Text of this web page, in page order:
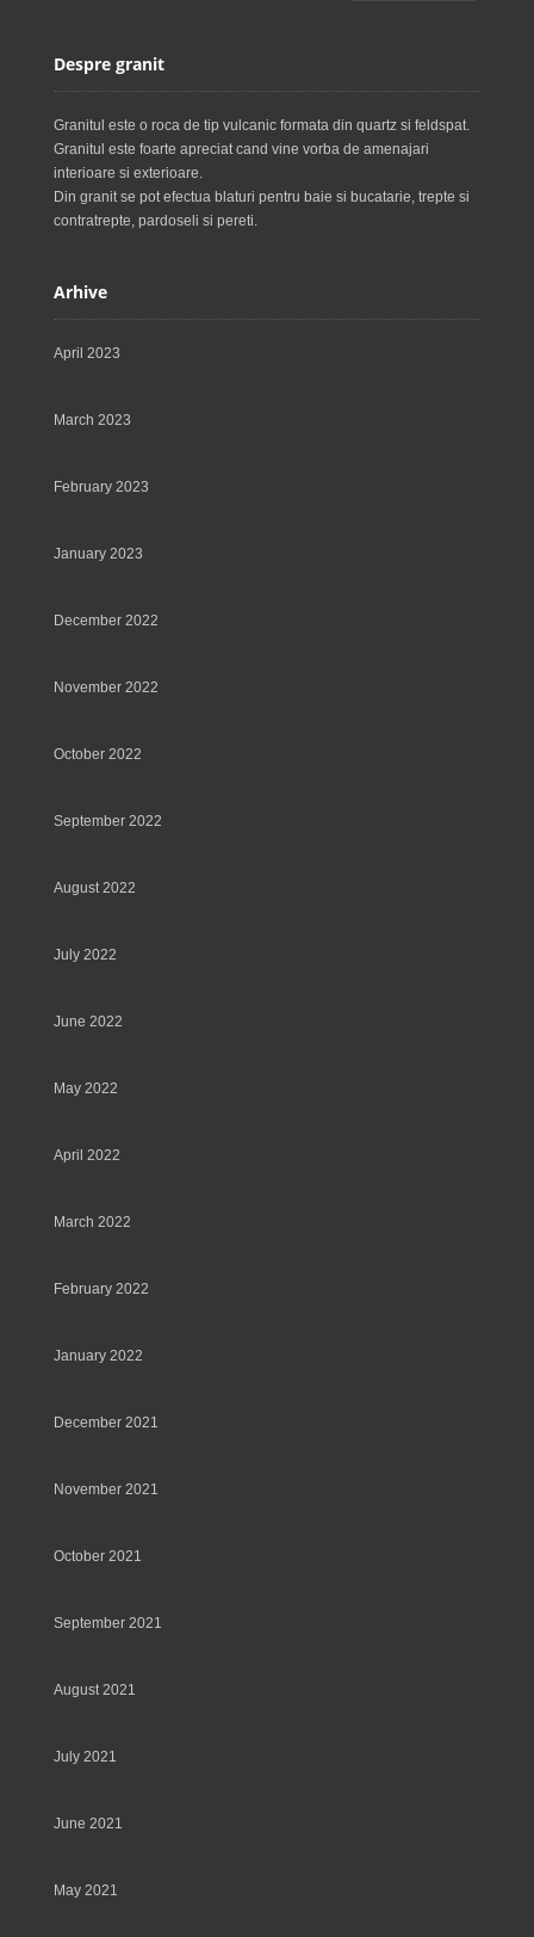
Despre granit
Granitul este o roca de tip vulcanic formata din quartz si feldspat.
Granitul este foarte apreciat cand vine vorba de amenajari
interioare si exterioare.
Din granit se pot efectua blaturi pentru baie si bucatarie, trepte si
contratrepte, pardoseli si pereti.
Arhive
April 2023
March 2023
February 2023
January 2023
December 2022
November 2022
October 2022
September 2022
August 2022
July 2022
June 2022
May 2022
April 2022
March 2022
February 2022
January 2022
December 2021
November 2021
October 2021
September 2021
August 2021
July 2021
June 2021
May 2021